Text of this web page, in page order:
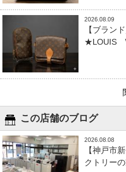
2026.08.09
【ブラン
★LOUIS
この店舗のブログ
2026.08.08
【神戸市
クトリー